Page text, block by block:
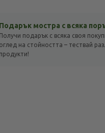
Подарък мостра с всяка
Получи подарък с всяка своя
оглед на стойността – тествай
продукти!